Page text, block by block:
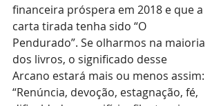
financeira próspera em 2018 e que a
carta tirada tenha sido “O
Pendurado”. Se olharmos na maioria
dos livros, o significado desse
Arcano estará mais ou menos assim:
“Renúncia, devoção, estagnação, fé,